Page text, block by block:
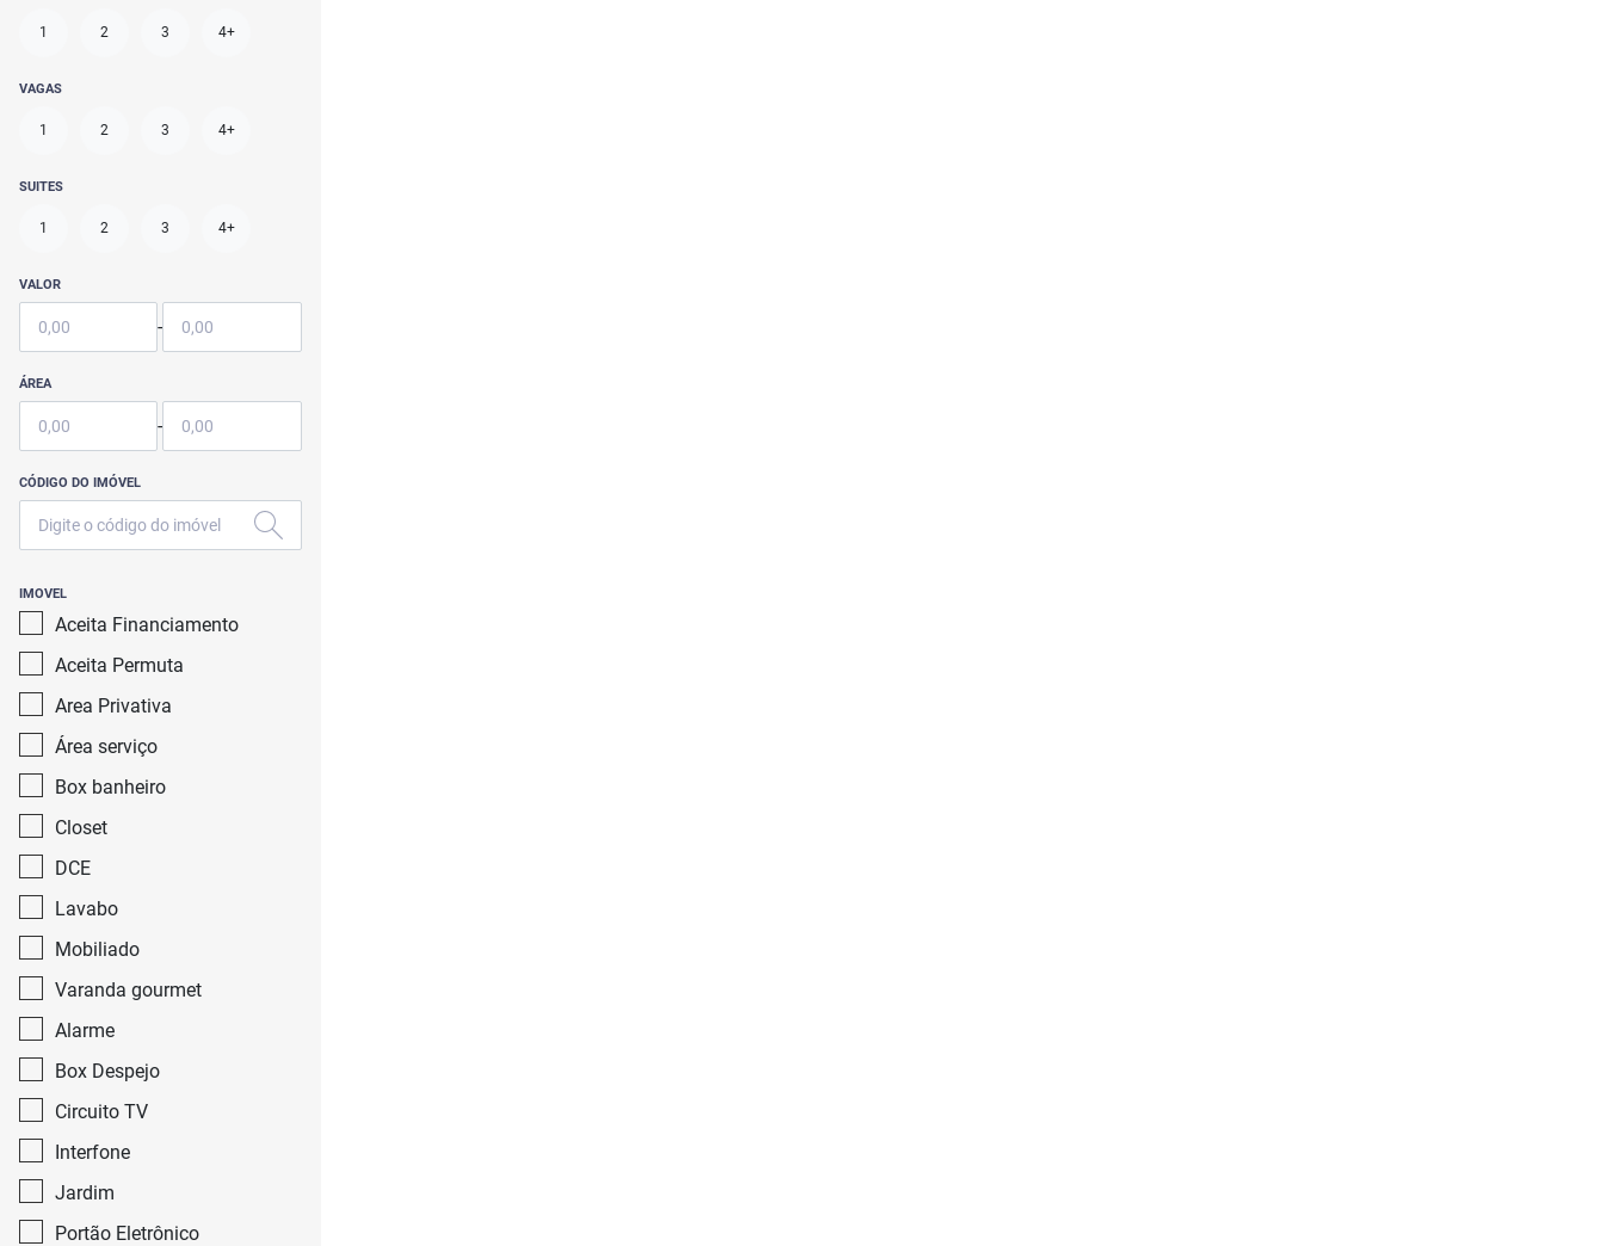
1 2 3 4+
VAGAS
1 2 3 4+
SUITES
1 2 3 4+
VALOR
-
ÁREA
-
CÓDIGO DO IMÓVEL
IMOVEL
Aceita Financiamento
Aceita Permuta
Area Privativa
Área serviço
Box banheiro
Closet
DCE
Lavabo
Mobiliado
Varanda gourmet
Alarme
Box Despejo
Circuito TV
Interfone
Jardim
Portão Eletrônico